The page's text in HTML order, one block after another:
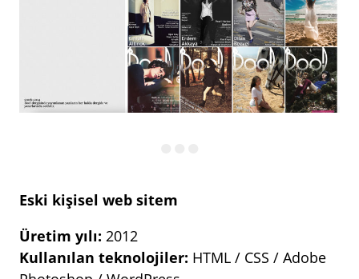
Eski kişisel web sitem
Üretim yılı: 2012
Kullanılan teknolojiler: HTML / CSS / Adobe